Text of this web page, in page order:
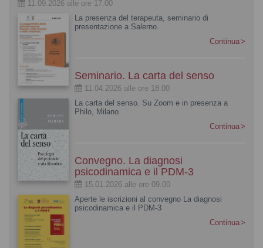
11.09.2026 alle ore 17.00
La presenza del terapeuta, seminario di
presentazione a Salerno.
Continua
Seminario. La carta del senso
11.04.2026 alle ore 18.00
La carta del senso. Su Zoom e in presenza a
Philo, Milano.
Continua
Convegno. La diagnosi
psicodinamica e il PDM-3
15.01.2026 alle ore 09.00
Aperte le iscrizioni al convegno La diagnosi
psicodinamica e il PDM-3
Continua